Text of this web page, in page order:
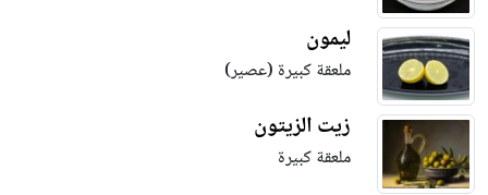
ليمون
ملعقة كبيرة (عصير)
زيت الزيتون
ملعقة كبيرة